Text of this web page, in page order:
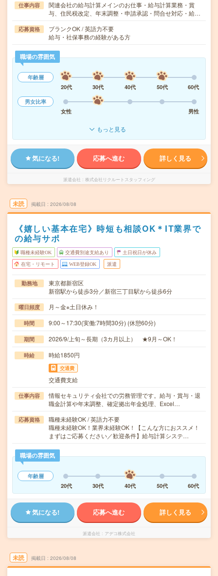
仕事内容
関連会社の給与計算メインのお仕事・給与計算業務・賞
与、住民税改定、年末調整・申請承認・問合せ対応・給…
応募資格
ブランクOK / 英語力不要
給与・社保事務の経験がある方
職場の雰囲気
年齢層
20代
30代 40代 50代
60代
男女比率
女性
男性
もっと見る
気になる! 応募へ進む 詳しく見る
派遣会社 株式会社リクルートスタッフィング
未読 掲載日 2026/08/08
《嬉しい基本在宅》時短も相談OK＊IT業界で
の給与サポ
職種未経験OK 交通費別途支給あり 土日祝日が休み
在宅・リモート WEB登録OK 派遣
勤務地
東京都新宿区
新宿駅から徒歩3分／新宿三丁目駅から徒歩6分
曜日頻度 月～金※土日休み！
時間 9:00～17:30(実働:7時間30分) (休憩60分)
期間 2026/9/上旬～長期（3カ月以上） ★9月～OK！
時給 時給1850円
交通費
交通費支給
仕事内容
情報セキュリティ会社での労務管理です。給与・賞与・退
職金計算や年末調整、確定拠出年金処理、Excel…
応募資格
職種未経験OK / 英語力不要
職種未経験OK！業界未経験OK！【こんな方におススメ！
まずはご応募ください／歓迎条件】給与計算システ…
職場の雰囲気
年齢層
20代
30代 40代 50代 60代
気になる! 応募へ進む 詳しく見る
派遣会社 アデコ株式会社
未読 掲載日 2026/08/08